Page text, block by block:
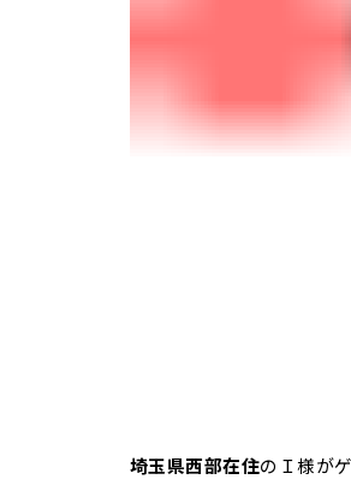
埼玉県西部在住のＩ様が